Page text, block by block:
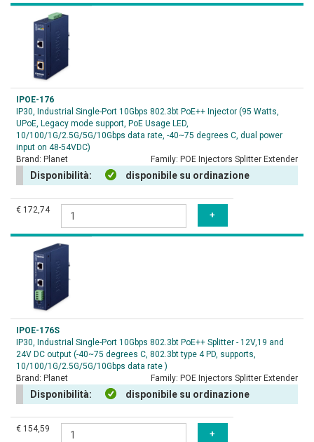
IPOE-176
IP30, Industrial Single-Port 10Gbps 802.3bt PoE++ Injector (95 Watts,
UPoE, Legacy mode support, PoE Usage LED,
10/100/1G/2.5G/5G/10Gbps data rate, -40~75 degrees C, dual power
input on 48-54VDC)
Brand: Planet Family: POE Injectors Splitter Extender
Disponibilità: disponibile su ordinazione
€ 172,74
IPOE-176S
IP30, Industrial Single-Port 10Gbps 802.3bt PoE++ Splitter - 12V,19 and
24V DC output (-40~75 degrees C, 802.3bt type 4 PD, supports,
10/100/1G/2.5G/5G/10Gbps data rate )
Brand: Planet Family: POE Injectors Splitter Extender
Disponibilità: disponibile su ordinazione
€ 154,59